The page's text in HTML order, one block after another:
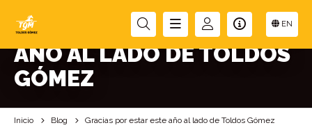
EN
GRACIAS POR ESTAR ESTE
AÑO AL LADO DE TOLDOS
GÓMEZ
Inicio Blog Gracias por estar este año al lado de Toldos Gómez